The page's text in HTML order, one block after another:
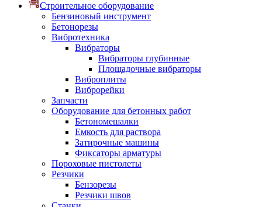
Строительное оборудование
Бензиновый инструмент
Бетонорезы
Вибротехника
Вибраторы
Вибраторы глубинные
Площадочные вибраторы
Виброплиты
Виброрейки
Запчасти
Оборудование для бетонных работ
Бетономешалки
Емкость для раствора
Затирочные машины
Фиксаторы арматуры
Пороховые пистолеты
Резчики
Бензорезы
Резчики швов